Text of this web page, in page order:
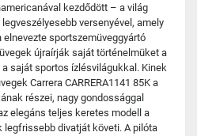
kezdődött – a világ
versenyével, amely
sportszemüveggyártó
újraírják saját történelmüket a
saját sportos ízlésvilágukkal. Kinek
Carrera CARRERA1141 85K a
részei, nagy gondossággal
elegáns teljes keretes modell a
legfrissebb divatját követi. A pilóta